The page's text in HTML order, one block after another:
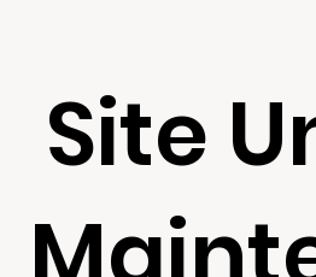
Site